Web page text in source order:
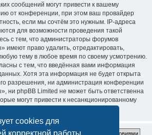
cookies для
корректной работы.
сообщений могут привести к вашему
от конференции, при этом ваш провайдер
если мы сочтём это нужным. IP-адреса
для возможности проведения такой
с тем, что администраторы форумов
имеют право удалить, отредактировать,
тему в любое время по своему усмотрению.
с тем, что введённая вами информация
Хотя эта информация не будет открыта
разрешения, ни администрация конференции
ни phpBB Limited не может быть ответственна
могут привести к несанкционированному